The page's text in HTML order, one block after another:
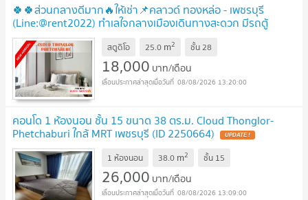
🍀🍀ส่วนกลางดีมาก🔥ให้เช่า📌คลาวด์ ทองหล่อ - เพชรบุรี
(Line:@rent2022) ทำเลใจกลางเมืองเดินทางสะดวก มีรถตู้
บริการ
สตูดิโอ 25.0 m2 ชั้น28
18,000 บาท/เดือน
08/08/2026 13:20:00
คอนโด 1 ห้องนอน ชั้น 15 ขนาด 38 ตร.ม. Cloud Thonglor-
Phetchaburi ใกล้ MRT เพชรบุรี (ID 2250664)
1 ห้องนอน 38.0 m2 ชั้น 15
26,000 บาท/เดือน
08/08/2026 13:09:00